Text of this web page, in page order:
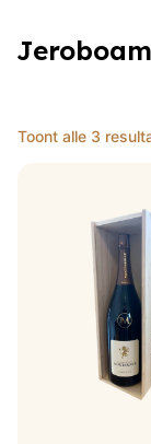
Toont alle 3